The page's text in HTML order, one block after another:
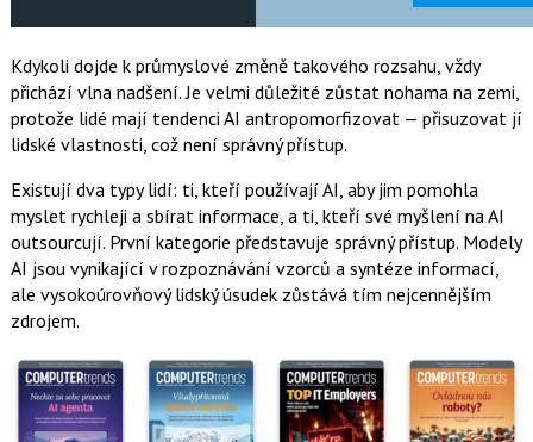
Kdykoli dojde k průmyslové změně takového rozsahu, vždy
přichází vlna nadšení. Je velmi důležité zůstat nohama na zemi,
protože lidé mají tendenci AI antropomorfizovat — přisuzovat jí
lidské vlastnosti, což není správný přístup.
Existují dva typy lidí: ti, kteří používají AI, aby jim pomohla
myslet rychleji a sbírat informace, a ti, kteří své myšlení na AI
outsourcují. První kategorie představuje správný přístup. Modely
AI jsou vynikající v rozpoznávání vzorců a syntéze informací,
ale vysokoúrovňový lidský úsudek zůstává tím nejcennějším
zdrojem.